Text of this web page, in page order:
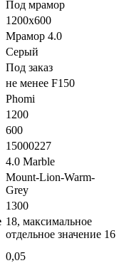
Под мрамор
1200x600
Мрамор 4.0
Серый
Под заказ
не менее F150
Phomi
1200
600
15000227
4.0 Marble
Mount-Lion-Warm-
Grey
1300
18, максимальное
отдельное значение 16
0,05